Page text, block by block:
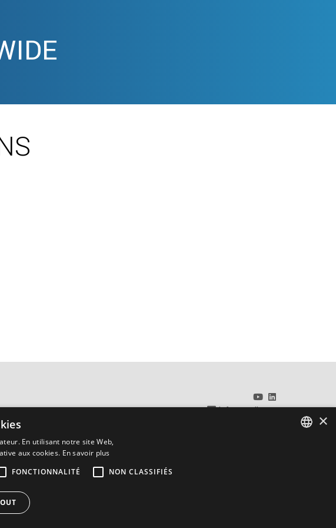
info@sordi.com
×
En utilisant notre site Web,
aux cookies. En savoir plus
FONCTIONNALITÉ NON CLASSIFIÉS